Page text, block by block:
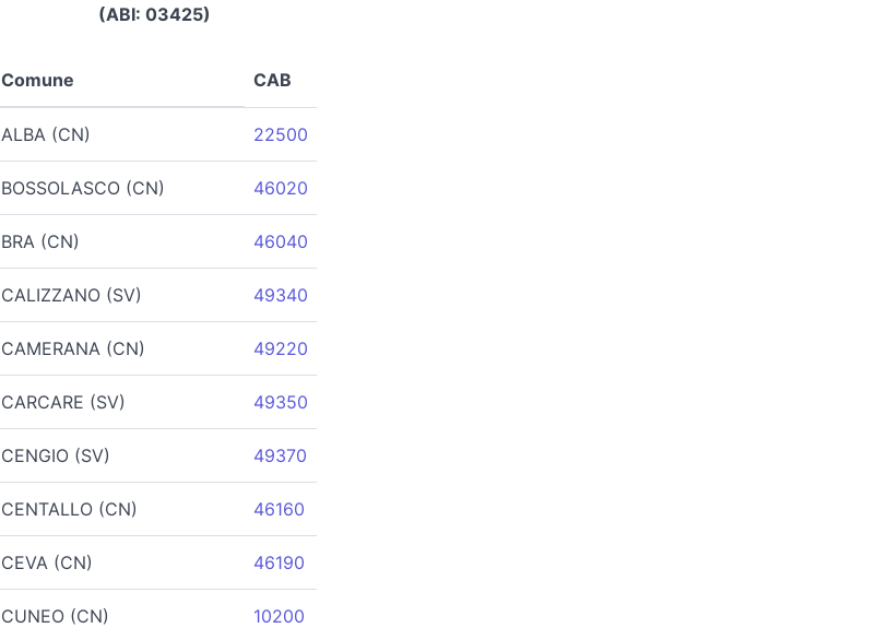
(ABI: 03425)
Comune CAB
ALBA (CN) 22500
BOSSOLASCO (CN) 46020
BRA (CN) 46040
CALIZZANO (SV) 49340
CAMERANA (CN) 49220
CARCARE (SV) 49350
CENGIO (SV) 49370
CENTALLO (CN) 46160
CEVA (CN) 46190
CUNEO (CN) 10200